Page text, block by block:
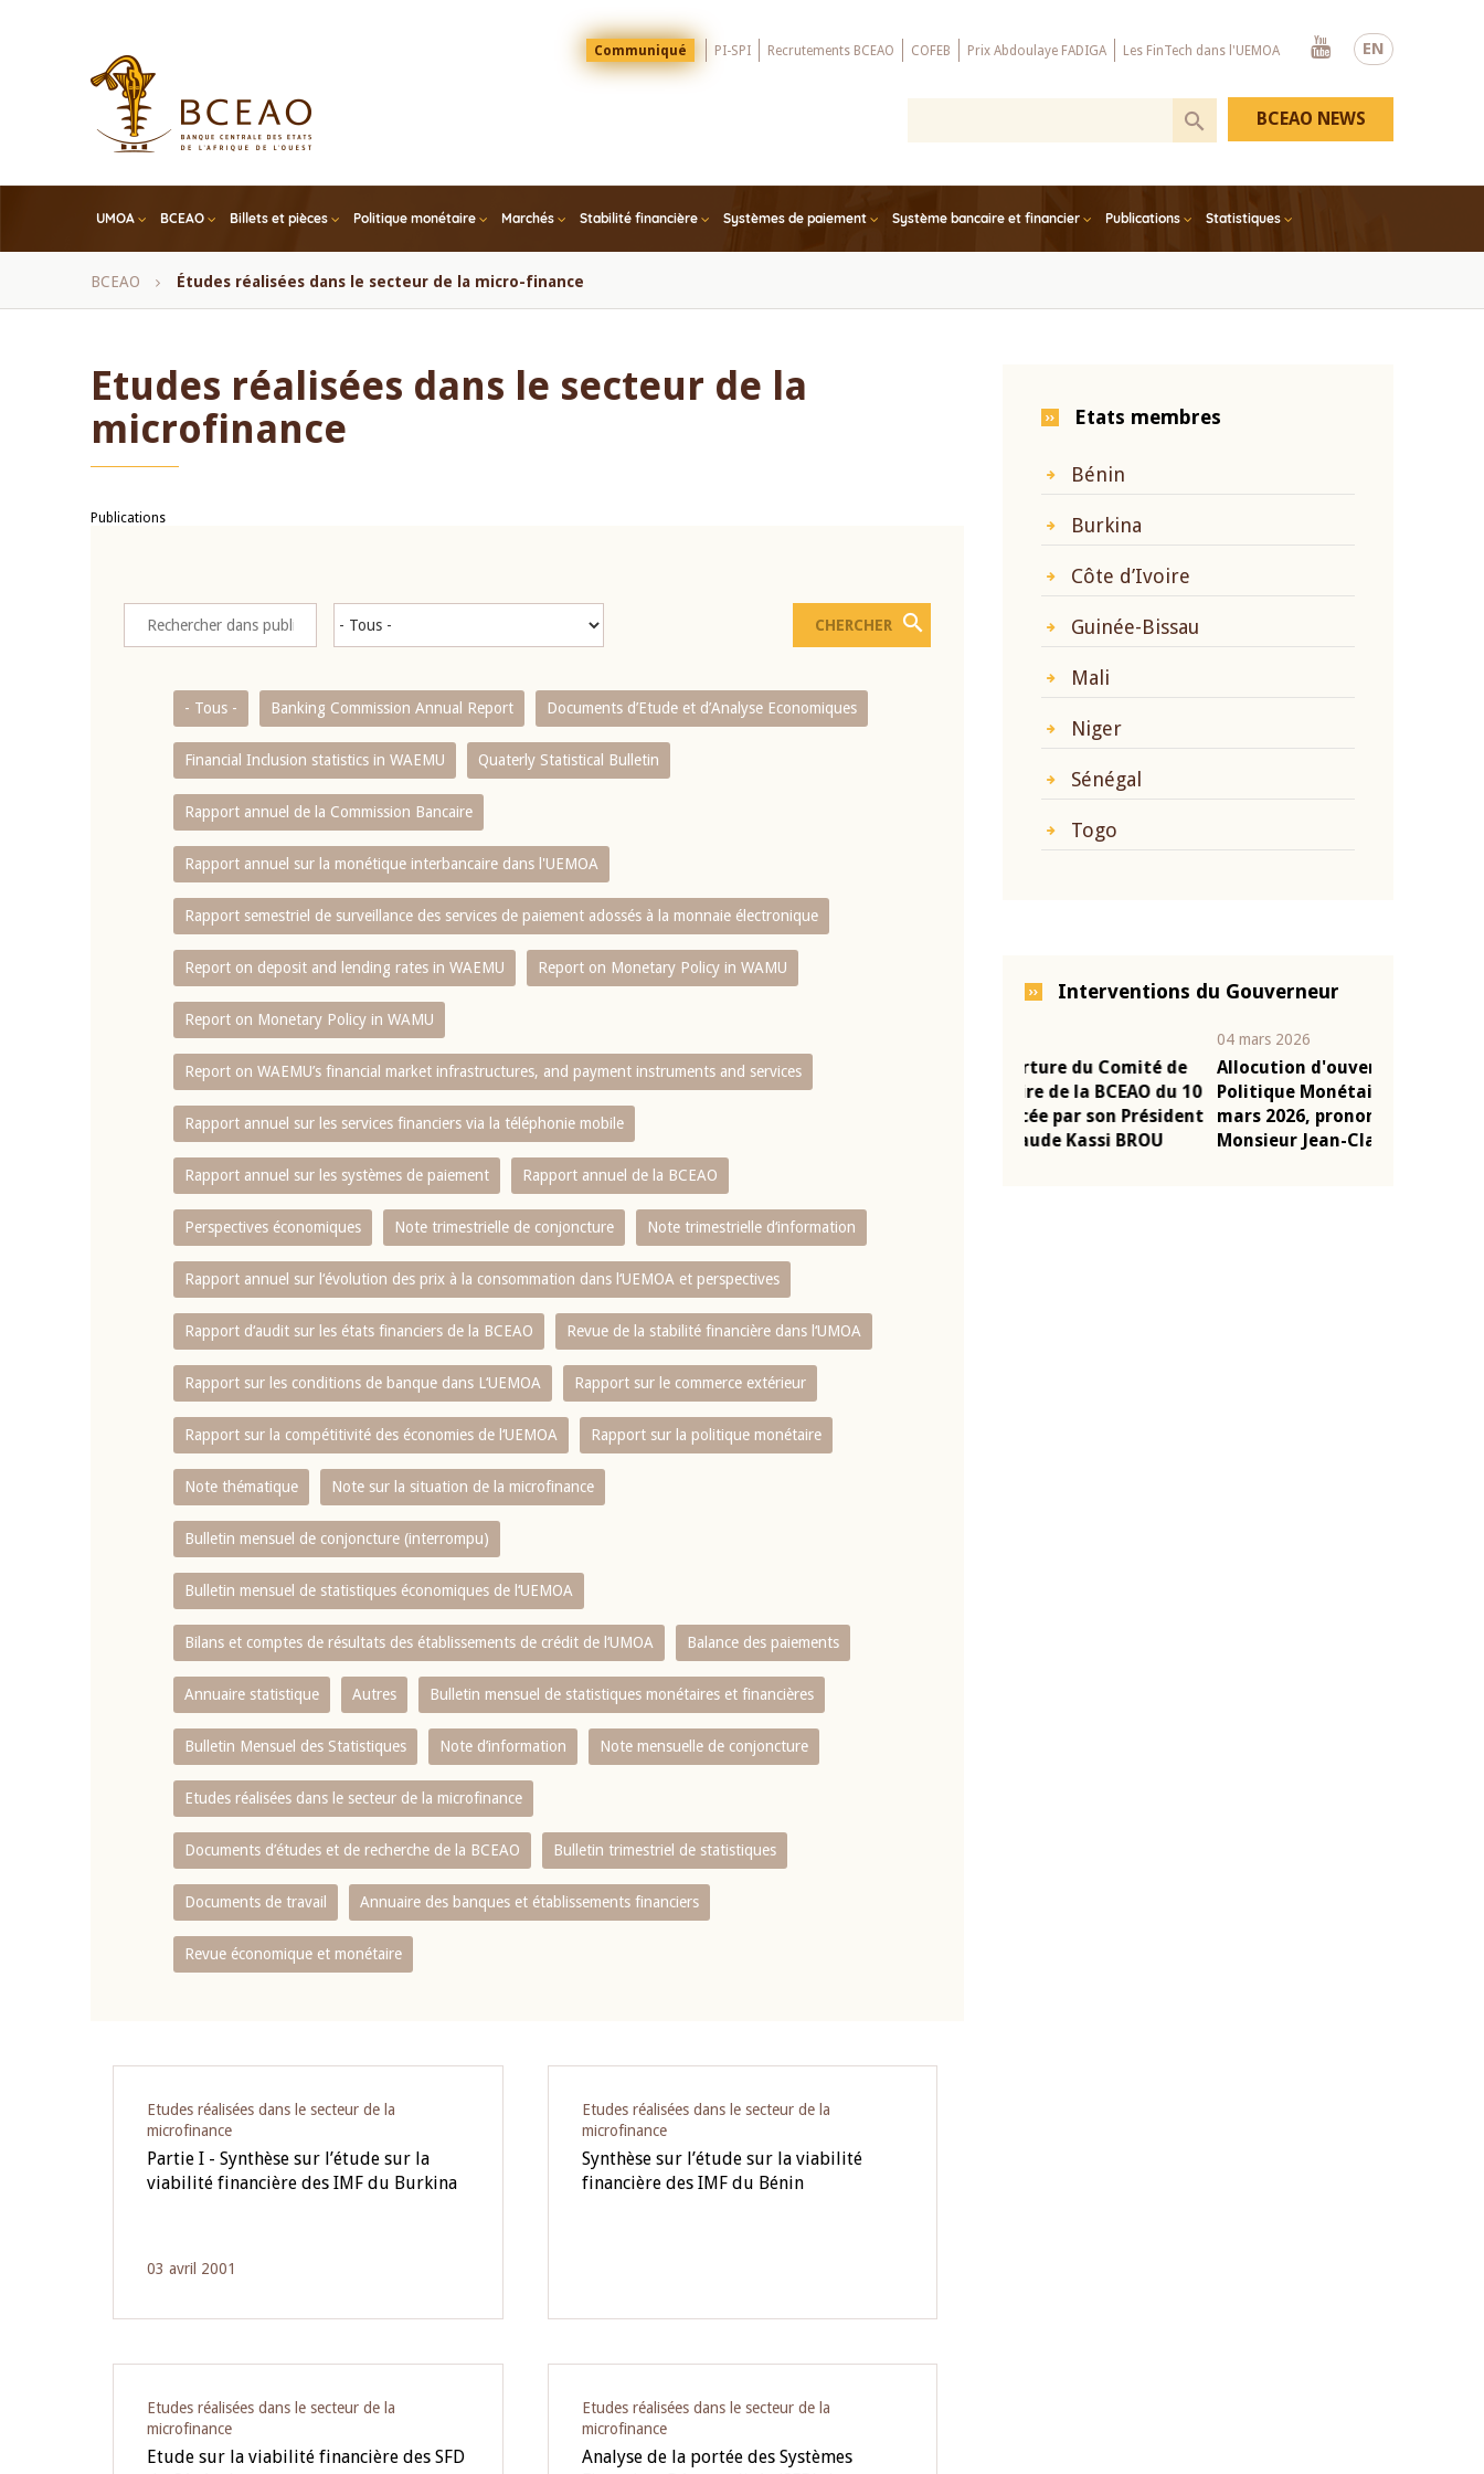
EN
Menu
Top
Communiqué PI-SPI Recrutements BCEAO COFEB Prix Abdoulaye FADIGA Les FinTech dans l'UEMOA
Youtube
UMOA BCEAO Billets et pièces Politique monétaire Marchés Stabilité financière Systèmes de paiement Système bancaire et financier Publications Statistiques
BCEAO NEWS
Fil
BCEAO Études réalisées dans le secteur de la micro-finance
Etudes réalisées dans le secteur de la
microfinance
Publications
- Tous - Banking Commission Annual Report Documents d’Etude et d’Analyse Economiques
Financial Inclusion statistics in WAEMU Quaterly Statistical Bulletin
Rapport annuel de la Commission Bancaire
Rapport annuel sur la monétique interbancaire dans l'UEMOA
Rapport semestriel de surveillance des services de paiement adossés à la monnaie électronique
Report on deposit and lending rates in WAEMU Report on Monetary Policy in WAMU
Report on Monetary Policy in WAMU
Report on WAEMU’s financial market infrastructures, and payment instruments and services
Rapport annuel sur les services financiers via la téléphonie mobile
Rapport annuel sur les systèmes de paiement Rapport annuel de la BCEAO
Perspectives économiques Note trimestrielle de conjoncture Note trimestrielle d‘information
Rapport annuel sur l‘évolution des prix à la consommation dans l‘UEMOA et perspectives
Rapport d‘audit sur les états financiers de la BCEAO Revue de la stabilité financière dans l‘UMOA
Rapport sur les conditions de banque dans L‘UEMOA Rapport sur le commerce extérieur
Rapport sur la compétitivité des économies de l‘UEMOA Rapport sur la politique monétaire
Note thématique Note sur la situation de la microfinance
Bulletin mensuel de conjoncture (interrompu)
Bulletin mensuel de statistiques économiques de l‘UEMOA
Bilans et comptes de résultats des établissements de crédit de l‘UMOA Balance des paiements
Annuaire statistique Autres Bulletin mensuel de statistiques monétaires et financières
Bulletin Mensuel des Statistiques Note d’information Note mensuelle de conjoncture
Etudes réalisées dans le secteur de la microfinance
Documents d’études et de recherche de la BCEAO Bulletin trimestriel de statistiques
Documents de travail Annuaire des banques et établissements financiers
Revue économique et monétaire
Etudes réalisées dans le secteur de la
microfinance
Partie I - Synthèse sur l’étude sur la
viabilité financière des IMF du Burkina
03 avril 2001
Etudes réalisées dans le secteur de la
microfinance
Synthèse sur l’étude sur la viabilité
financière des IMF du Bénin
Etudes réalisées dans le secteur de la
microfinance
Etude sur la viabilité financière des SFD
Etudes réalisées dans le secteur de la
microfinance
Analyse de la portée des Systèmes
Etats membres
Bénin
Burkina
Côte d’Ivoire
Guinée-Bissau
Mali
Niger
Sénégal
Togo
Interventions du Gouverneur
d'ouverture du Comité de
Monétaire de la BCEAO du 4
2026, prononcée par son Président
Jean-Claude Kassi BROU
22 juillet 2026
Mot introductif du Gouverneur Jean-
Claude Kassi BROU lors de la cérémonie
de présentation du rapport annuel 2025
de la BCEAO
Allocution d'ouverture du Comité de
Politique Monétaire de la BCEAO du 10
Allocution d'ouverture du Comité de
Politique Monétaire de la BCEAO du 4
mars 2026, prononcée par son Président
Monsieur Jean-Claude Kassi BROU